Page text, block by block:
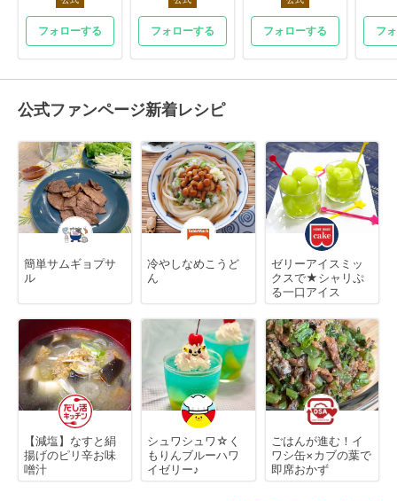
フォローする フォローする フォローする フ
公式ファンページ新着レシピ
簡単サムギョプサ
ル
冷やしなめこうど
ん
ゼリーアイスミッ
クスで★シャリぷ
る一口アイス
【減塩】なすと絹
揚げのピリ辛お味
噌汁
シュワシュワ☆く
もりんブルーハワ
イゼリー♪
ごはんが進む！イ
ワシ缶×カブの葉で
即席おかず